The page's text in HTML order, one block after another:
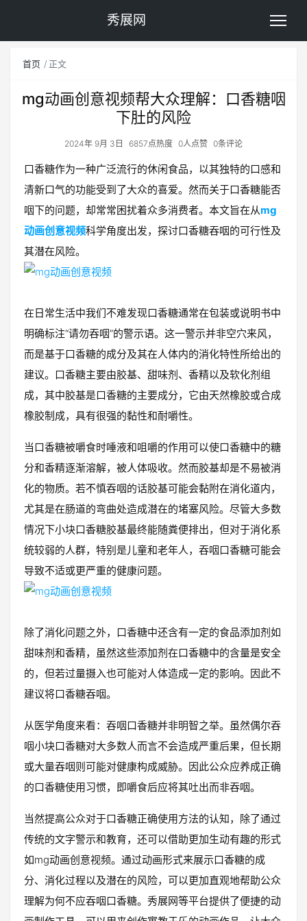
秀展网
首页 正文
mg动画创意视频帮大众理解：口香糖咽
下肚的风险
2024年 9月 3日 6857点热度 0人点赞 0条评论
口香糖作为一种广泛流行的休闲食品，以其独特的口感和
清新口气的功能受到了大众的喜爱。然而关于口香糖能否
咽下的问题，却常常困扰着众多消费者。本文旨在从mg
动画创意视频科学角度出发，探讨口香糖吞咽的可行性及
其潜在风险。
在日常生活中我们不难发现口香糖通常在包装或说明书中
明确标注“请勿吞咽”的警示语。这一警示并非空穴来风，
而是基于口香糖的成分及其在人体内的消化特性所给出的
建议。口香糖主要由胶基、甜味剂、香精以及软化剂组
成，其中胶基是口香糖的主要成分，它由天然橡胶或合成
橡胶制成，具有很强的黏性和耐嚼性。
当口香糖被嚼食时唾液和咀嚼的作用可以使口香糖中的糖
分和香精逐渐溶解，被人体吸收。然而胶基却是不易被消
化的物质。若不慎吞咽的话胶基可能会黏附在消化道内，
尤其是在肠道的弯曲处造成潜在的堵塞风险。尽管大多数
情况下小块口香糖胶基最终能随粪便排出，但对于消化系
统较弱的人群，特别是儿童和老年人，吞咽口香糖可能会
导致不适或更严重的健康问题。
除了消化问题之外，口香糖中还含有一定的食品添加剂如
甜味剂和香精，虽然这些添加剂在口香糖中的含量是安全
的，但若过量摄入也可能对人体造成一定的影响。因此不
建议将口香糖吞咽。
从医学角度来看：吞咽口香糖并非明智之举。虽然偶尔吞
咽小块口香糖对大多数人而言不会造成严重后果，但长期
或大量吞咽则可能对健康构成威胁。因此公众应养成正确
的口香糖使用习惯，即嚼食后应将其吐出而非吞咽。
当然提高公众对于口香糖正确使用方法的认知，除了通过
传统的文字警示和教育，还可以借助更加生动有趣的形式
如mg动画创意视频。通过动画形式来展示口香糖的成
分、消化过程以及潜在的风险，可以更加直观地帮助公众
理解为何不应吞咽口香糖。秀展网等平台提供了便捷的动